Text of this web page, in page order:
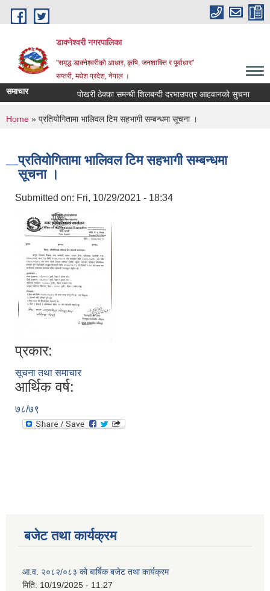
Skip to main content
डाक्नेश्वरी नगरपालिका
"समृद्ध डाक्नेश्वरीको आधार, कृषि, जनशाक्ति र पूर्वाधार"
सप्तरी, मधेश प्रदेश, नेपाल ।
समाचार पोखरी ठेक्का समन्धी शिलबन्दी दरभाउपत्र आहवानकाे सुचना
You are here
Home » प्रतियोगितामा भालिवल टिम सहभागी सम्बन्धमा सूचना ।
प्रतियोगितामा भालिवल टिम सहभागी सम्बन्धमा
सूचना ।
Submitted on: Fri, 10/29/2021 - 18:34
प्रकार:
सूचना तथा समाचार
आर्थिक वर्ष:
७८/७९
बजेट तथा कार्यक्रम
आ.व. २०८२/०८३ को बार्षिक बजेट तथा कार्यक्रम
मिति: 10/19/2025 - 11:27